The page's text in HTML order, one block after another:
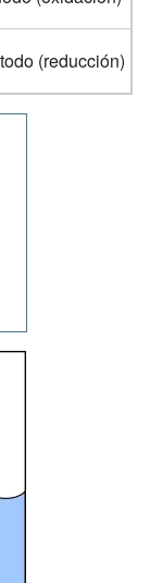
(reducción)